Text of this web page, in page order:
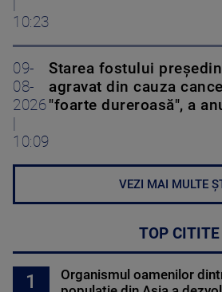
10:23
09-
08-
2026
10:09
Starea fostului
agravat din cauza
"foarte dureroasă", a
VEZI MAI MULTE
TOP CITITE
1
Organismul oamenilor